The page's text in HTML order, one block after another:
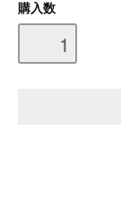
購入数